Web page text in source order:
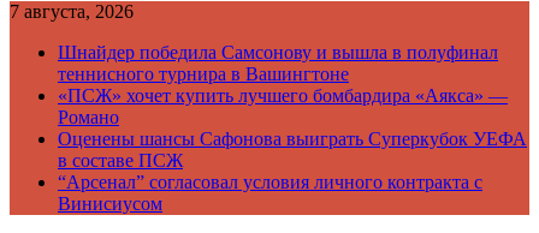
7 августа, 2026
Шнайдер победила Самсонову и вышла в полуфинал
теннисного турнира в Вашингтоне
«ПСЖ» хочет купить лучшего бомбардира «Аякса» —
Романо
Оценены шансы Сафонова выиграть Суперкубок УЕФА
в составе ПСЖ
“Арсенал” согласовал условия личного контракта с
Винисиусом